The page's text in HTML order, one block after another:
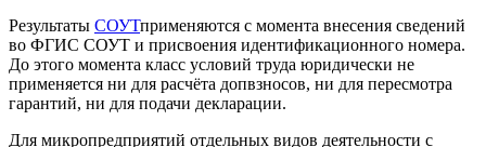
Результаты СОУТприменяются с момента внесения сведений
во ФГИС СОУТ и присвоения идентификационного номера.
До этого момента класс условий труда юридически не
применяется ни для расчёта допвзносов, ни для пересмотра
гарантий, ни для подачи декларации.
Для микропредприятий отдельных видов деятельности с